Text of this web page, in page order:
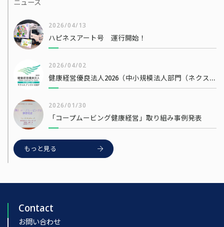
ニュース
2026/04/13
ハピネスアート号 運行開始！
2026/04/02
健康経営優良法人2026（中小規模法人部門（ネクストブライト1000））
2026/01/30
「コープムービング健康経営」取り組み事例発表
もっと見る
Contact
お問い合わせ